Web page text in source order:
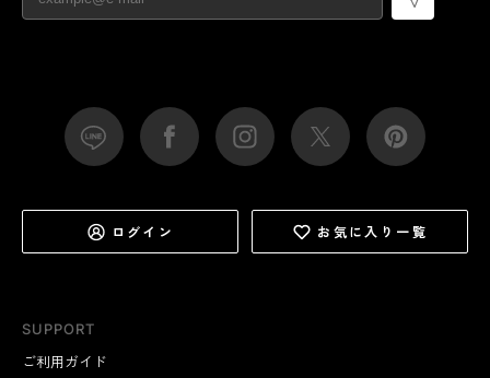
SUPPORT
ご利用ガイド
ログイン お気に入り一覧